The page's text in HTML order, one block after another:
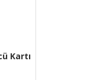
Kartı